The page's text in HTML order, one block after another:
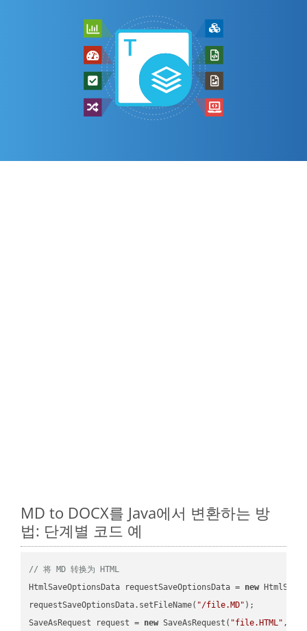
MD to DOCX를 Java에서 변환하는 방
법: 단계별 코드 예
// 将 MD 转换为 HTML
HtmlSaveOptionsData requestSaveOptionsData = new
requestSaveOptionsData.setFileName( "/file.MD" );
SaveAsRequest request = new SaveAsRequest( "file.HTML"